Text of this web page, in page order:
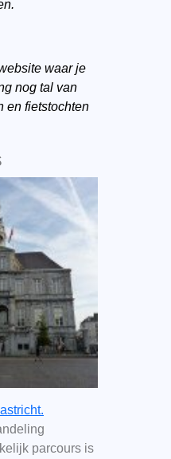
waar je
nog tal van
en fietstochten
parcours is